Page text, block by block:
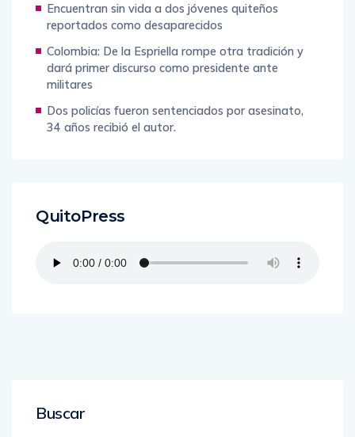
Encuentran sin vida a dos jóvenes quiteños
reportados como desaparecidos
Colombia: De la Espriella rompe otra tradición y
dará primer discurso como presidente ante
militares
Dos policías fueron sentenciados por asesinato,
34 años recibió el autor.
QuitoPress
Buscar